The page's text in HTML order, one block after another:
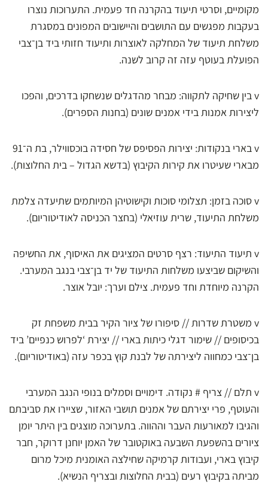
מקומיים, וסרטי תיעוד בהקרנה חד פעמית. התערוכות נוצרו
בעקבות מפגשים עם התושבים והיישובים המפונים במסגרת
משלחת תיעוד של המחלקה לאוצרות ותיעוד חזותי ביד בן־צבי
הפועלת בעוטף עזה זה קרוב לשנה.
v בין שחיקה לתקווה: מבחר מהדגלים שנשחקו בדרכים, והפכו
ליצירות אמנות בידי אמנים שונים (בחנות הספרים).
v בארי בנקודות: יצירות הפסיפס של חסידה בוכסווילר, בת ה־91
מבארי שעיטרו את קירות הקיבוץ (בדשא הגדול – בית החלוצות).
v סוכה בזמן: תצלומי סוכות וקישוטיהן המיותמים שתיעדה צלמת
משלחת התיעוד, שרית עוזיאלי (בחצר הכניסה לאודיטוריום).
v תיעוד התיעוד: רצף סרטים המציגים את האיסוף, את החשיפה
והשיקום שביצעו משלחות התיעוד של יד בן־צבי בנגב המערבי.
הקרנה מיוחדת וחד פעמית. צילם וערך: יובל אוצר.
v משטרת שדרות // סיפורו של ציור הקיר בבית משפחת זק
בכיסופים // שימור דגלי כיתות בארי // יצירת ‘לפרוש כנפיים’ ביד
בן־צבי כמחווה ליצירתה של לבנת קוץ בכפר עזה (באודיטוריום).
v תלם // צריף # נקודה. דימויים וסמלים בנופי הנגב המערבי
והעוטף, פרי יצירתם של אמנים תושבי האזור, שציירו את סביבתם
והגיבו למאורעות העבר וההווה. בתערוכה מוצגים בין היתר יומן
ציורים בהשפעת השבעה באוקטובר של האמן יוחנן דרוקר, חבר
קיבוץ בארי, ועבודות קרמיקה שחילצה האומנית מיכל מרום
מביתה בקיבוץ רעים (בבית החלוצות ובצריף הנשיא).